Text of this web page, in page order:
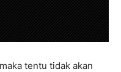
tentu tidak akan